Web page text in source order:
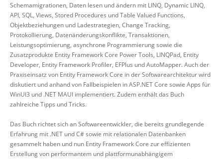
Schemamigrationen, Daten lesen und ändern mit LINQ, Dynamic LINQ,
API, SQL, Views, Stored Procedures und Table Valued Functions,
Objektbeziehungen und Ladestrategien, Change Tracking,
Protokollierung, Datenänderungskonflikte, Transaktionen,
Leistungsoptimierung, asynchrone Programmierung sowie die
Zusatzprodukte Entity Framework Core Power Tools, LINQPad, Entity
Developer, Entity Framework Profiler, EFPlus und AutoMapper. Auch der
Praxiseinsatz von Entity Framework Core in der Softwarearchitektur wird
diskutiert und anhand von Fallbeispielen in ASP.NET Core sowie Apps für
WinUI3 und .NET MAUI implementiert. Zudem enthält das Buch
zahlreiche Tipps und Tricks.
Das Buch richtet sich an Softwareentwickler, die bereits grundlegende
Erfahrung mit .NET und C# sowie mit relationalen Datenbanken
gesammelt haben und nun Entity Framework Core zur effizienten
Erstellung von performantem und plattformunabhängigem